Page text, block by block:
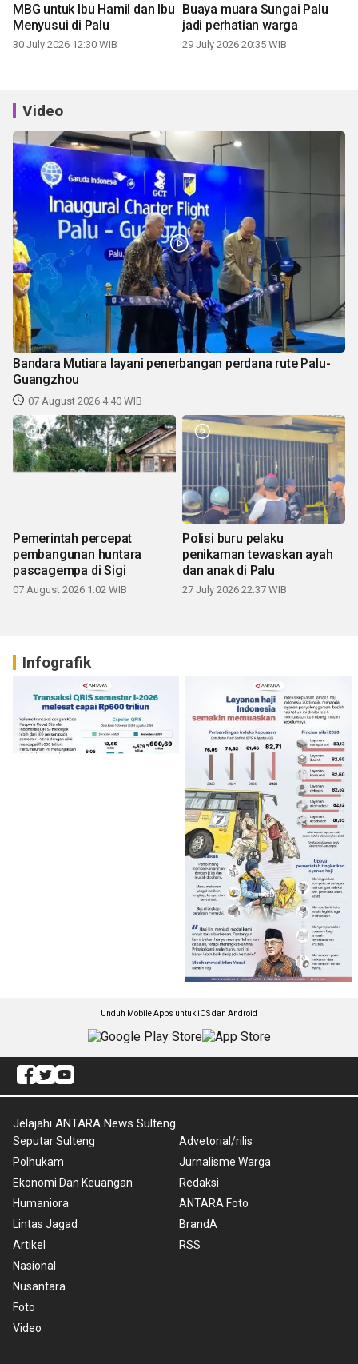
MBG untuk Ibu Hamil dan Ibu
Menyusui di Palu
30 July 2026 12:30 WIB
Buaya muara Sungai Palu
jadi perhatian warga
29 July 2026 20:35 WIB
Video
Bandara Mutiara layani penerbangan perdana rute Palu-
Guangzhou
07 August 2026 4:40 WIB
Pemerintah percepat
pembangunan huntara
pascagempa di Sigi
07 August 2026 1:02 WIB
Polisi buru pelaku
penikaman tewaskan ayah
dan anak di Palu
27 July 2026 22:37 WIB
Infografik
Unduh Mobile Apps untuk iOS dan Android
Jelajahi ANTARA News Sulteng
Seputar Sulteng
Polhukam
Ekonomi Dan Keuangan
Humaniora
Lintas Jagad
Artikel
Nasional
Nusantara
Foto
Video
Advetorial/rilis
Jurnalisme Warga
Redaksi
ANTARA Foto
BrandA
RSS